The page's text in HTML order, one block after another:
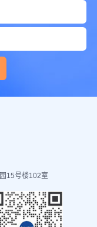
15号楼102室